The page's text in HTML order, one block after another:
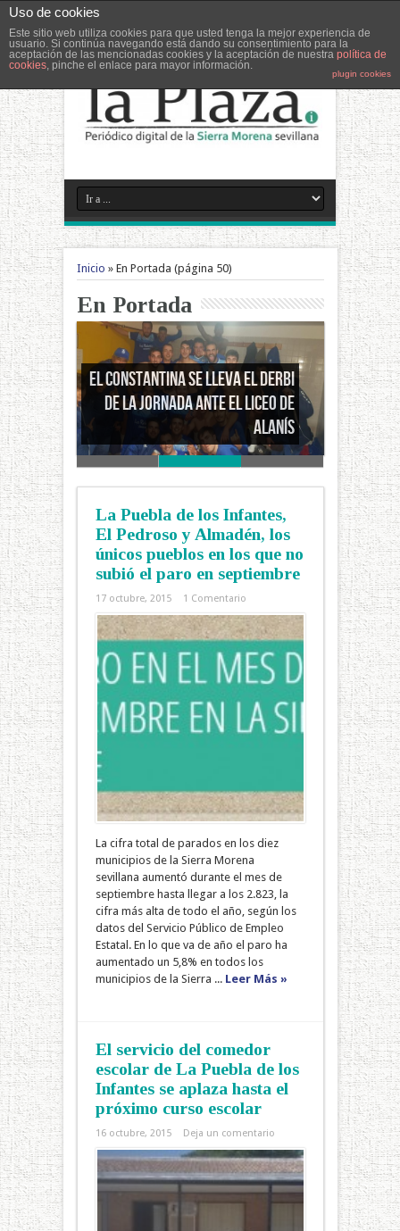
Uso de cookies
Este sitio web utiliza cookies para que usted tenga la mejor experiencia de
usuario. Si continúa navegando está dando su consentimiento para la
aceptación de las mencionadas cookies y la aceptación de nuestra política de
cookies, pinche el enlace para mayor información.
plugin cookies
Inicio » En Portada (página 50)
En Portada
Pleno de victoria de los
equipos de la Sierra Norte
La Puebla de los Infantes,
El Pedroso y Almadén, los
únicos pueblos en los que no
subió el paro en septiembre
17 octubre, 2015 1 Comentario
La cifra total de parados en los diez
municipios de la Sierra Morena
sevillana aumentó durante el mes de
septiembre hasta llegar a los 2.823, la
cifra más alta de todo el año, según los
datos del Servicio Público de Empleo
Estatal. En lo que va de año el paro ha
aumentado un 5,8% en todos los
municipios de la Sierra ... Leer Más »
El servicio del comedor
escolar de La Puebla de los
Infantes se aplaza hasta el
próximo curso escolar
16 octubre, 2015 Deja un comentario